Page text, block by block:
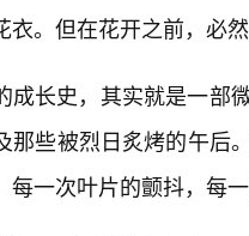
衣。但在花开之前，必
成长史，其实就是一部
那些被烈日炙烤的午后
每一次叶片的颤抖，每